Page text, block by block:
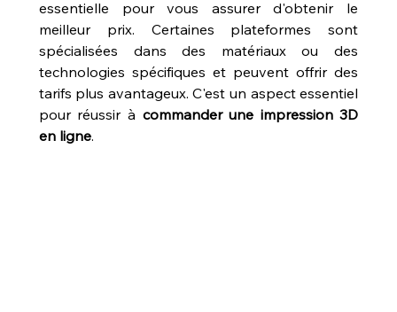
essentielle pour vous assurer d'obtenir le
meilleur prix. Certaines plateformes sont
spécialisées dans des matériaux ou des
technologies spécifiques et peuvent offrir des
tarifs plus avantageux. C'est un aspect essentiel
pour réussir à commander une impression 3D
en ligne.